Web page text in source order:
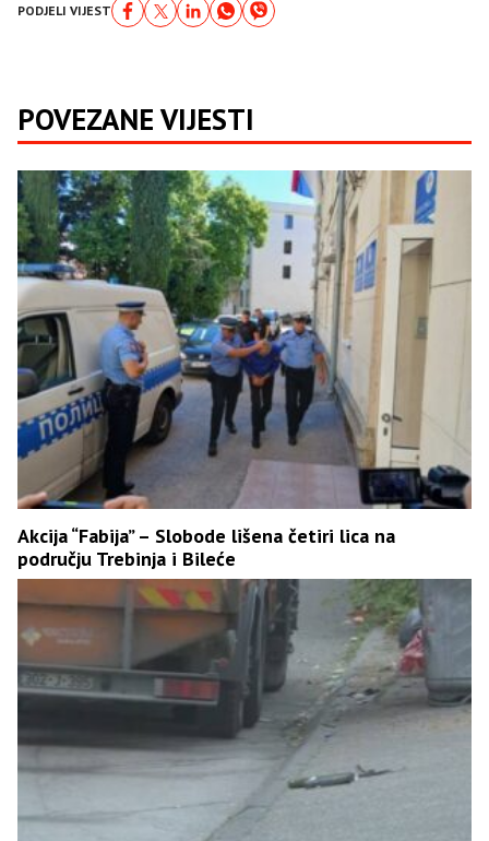
PODJELI VIJEST
POVEZANE VIJESTI
Akcija “Fabija” – Slobode lišena četiri lica na
području Trebinja i Bileće